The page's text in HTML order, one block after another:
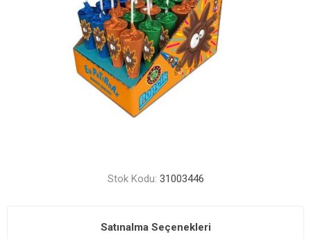
Stok Kodu: 31003446
Satınalma Seçenekleri